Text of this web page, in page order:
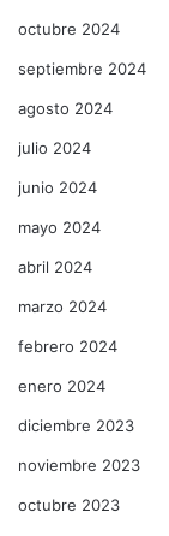
octubre 2024
septiembre 2024
agosto 2024
julio 2024
junio 2024
mayo 2024
abril 2024
marzo 2024
febrero 2024
enero 2024
diciembre 2023
noviembre 2023
octubre 2023